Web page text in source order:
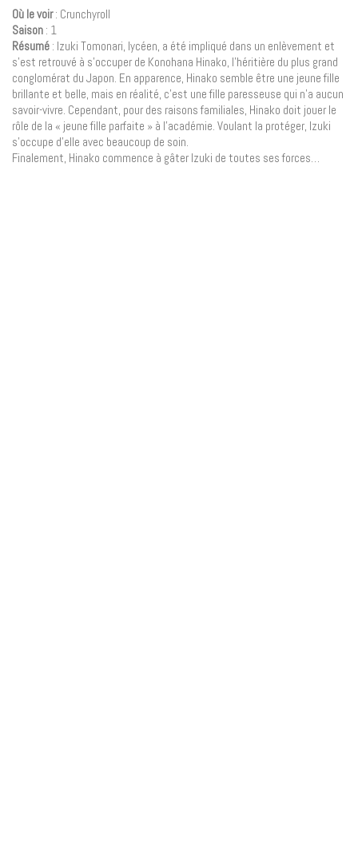
Où le voir: Crunchyroll
Saison : 1
Résumé : Izuki Tomonari, lycéen, a été impliqué dans un enlèvement et
s’est retrouvé à s’occuper de Konohana Hinako, l’héritière du plus grand
conglomérat du Japon. En apparence, Hinako semble être une jeune fille
brillante et belle, mais en réalité, c’est une fille paresseuse qui n’a aucun
savoir-vivre. Cependant, pour des raisons familiales, Hinako doit jouer le
rôle de la « jeune fille parfaite » à l’académie. Voulant la protéger, Izuki
s’occupe d’elle avec beaucoup de soin.
Finalement, Hinako commence à gâter Izuki de toutes ses forces…